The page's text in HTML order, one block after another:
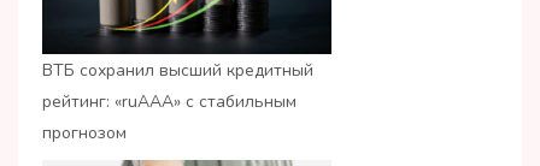
ВТБ сохранил высший кредитный
рейтинг: «ruАAA» с стабильным
прогнозом